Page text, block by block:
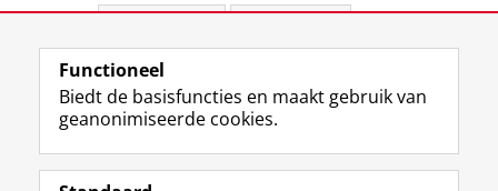
View this page in:English
Volg de RUG
F
a
L
i
R
S
I
n
Y
o
Functioneel
Biedt de basisfuncties en maakt gebruik van
geanonimiseerde cookies.